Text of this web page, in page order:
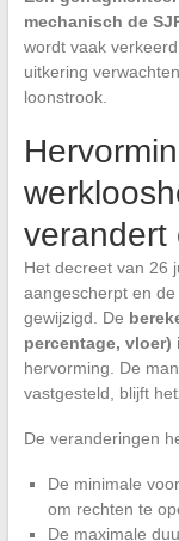
mechanisch de
wordt vaak
uitkering
loonstrook.
verandert
Het decreet van 26
aangescherpt en
gewijzigd. De
percentage,
hervorming. De
vastgesteld, blijft
De veranderingen
De minimale
om rechten te
De maximale